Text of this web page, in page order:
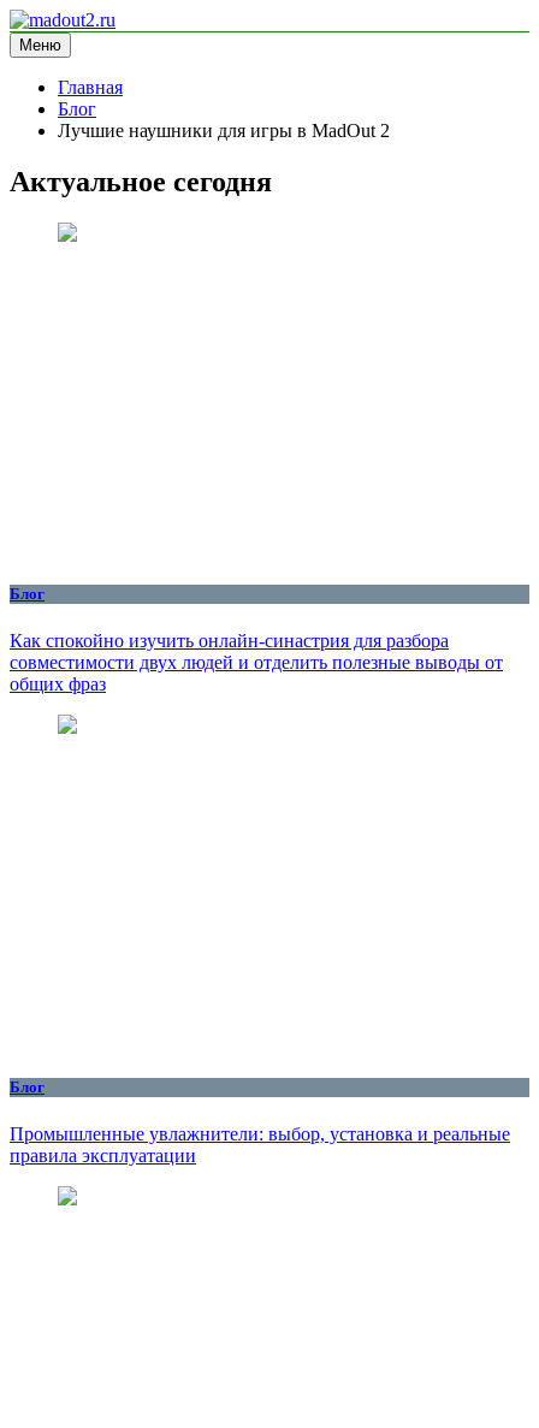
Перейти
к
содержимому
madout2.ru
информационный сайт
Меню
Главная
Блог
Лучшие наушники для игры в MadOut 2
Актуальное сегодня
Блог
Как спокойно изучить онлайн-синастрия для разбора
совместимости двух людей и отделить полезные выводы от
общих фраз
Блог
Промышленные увлажнители: выбор, установка и реальные
правила эксплуатации